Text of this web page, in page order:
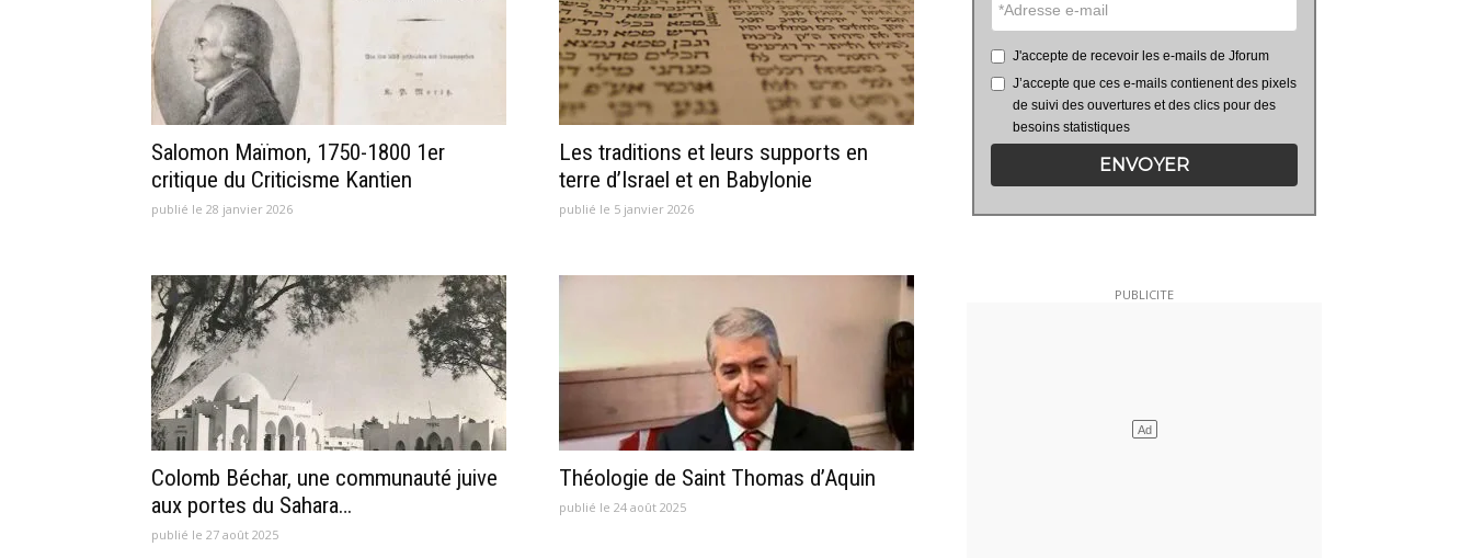
Salomon Maïmon, 1750-1800 1er
critique du Criticisme Kantien
publié le 28 janvier 2026
Les traditions et leurs supports en
terre d’Israel et en Babylonie
publié le 5 janvier 2026
Colomb Béchar, une communauté juive
aux portes du Sahara…
publié le 27 août 2025
Théologie de Saint Thomas d’Aquin
publié le 24 août 2025
J'accepte de recevoir les e-mails de Jforum
J’accepte que ces e-mails contienent des pixels
de suivi des ouvertures et des clics pour des
besoins statistiques
ENVOYER